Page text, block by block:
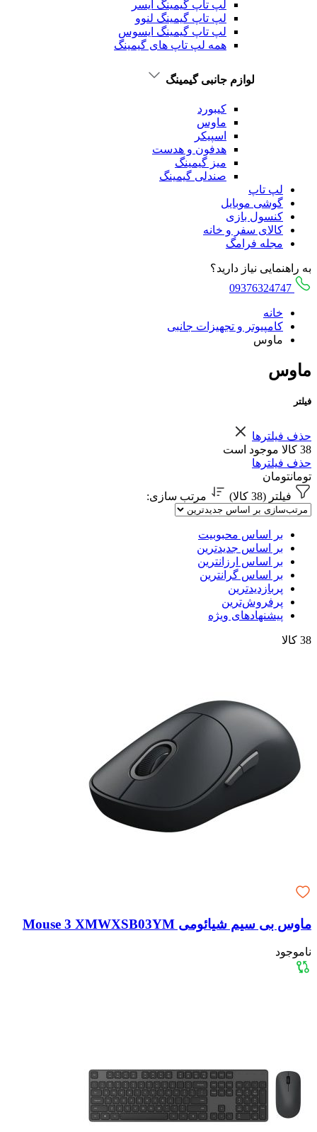
لپ تاپ گیمینگ ایسر
لپ تاپ گیمینگ لنوو
لپ تاپ گیمینگ ایسوس
همه لپ تاپ های گیمینگ
لوازم جانبی گیمینگ
کیبورد
ماوس
اسپیکر
هدفون و هدست
میز گیمینگ
صندلی گیمینگ
لپ تاپ
گوشی موبایل
کنسول بازی
کالای سفر و خانه
مجله فرامگ
به راهنمایی نیاز دارید؟
خانه
کامپیوتر و تجهیزات جانبی
ماوس
ماوس
فیلتر
حذف فیلترها
38 کالا موجود است
حذف فیلترها
تومانتومان
فیلتر (38 کالا)
مرتب سازی:
بر اساس محبوبیت
بر اساس جدیدترین
بر اساس ارزانترین
بر اساس گرانترین
پربازدیدترین
پرفروش‌ترین
پیشنهادهای ویژه
38 کالا
ماوس بی سیم شیائومی Mouse 3 XMWXSB03YM
ناموجود